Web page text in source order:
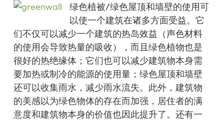
绿色植被/绿色屋顶和墙壁的使用可
以使一个建筑在诸多方面受益。它
们不仅可以减少一个建筑的热岛效益（声色材料
的使用会导致热量的吸收），而且绿色植物也是
很好的热绝缘体；它们也可以减少建筑物本身需
要加热或制冷的能源的使用量；绿色屋顶和墙壁
还可以收集雨水，减少雨水流失。此外，建筑物
的美感以为绿色物体的存在而加强，居住者的满
意度和建筑物本身的价值也因此提升了。还有一